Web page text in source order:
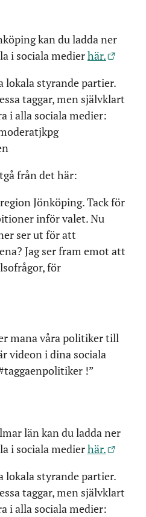
kan du ladda ner
i sociala medierhär.
lokala styrande partier.
taggar, men självklart
i alla sociala medier:
från det här:
Jönköping. Tack för
inför valet. Nu
ser ut för att
Jag ser fram emot att
för
mana våra politiker till
videon i dina sociala
!”
län kan du ladda ner
i sociala medierhär.
lokala styrande partier.
taggar, men självklart
i alla sociala medier: